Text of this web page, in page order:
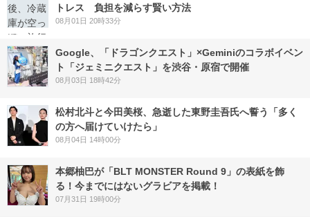
トレス 負担を減らす賢い方法
08月01日 20時33分
Google、「ドラゴンクエスト」×Geminiのコラボイベン
ト「ジェミニクエスト」を渋谷・原宿で開催
08月03日 18時42分
松村北斗と今田美桜、急逝した東野圭吾氏へ誓う「多く
の方へ届けていけたら」
08月04日 14時00分
本郷柚巴が「BLT MONSTER Round 9」の表紙を飾
る！今までにはないグラビアを掲載！
07月31日 19時00分